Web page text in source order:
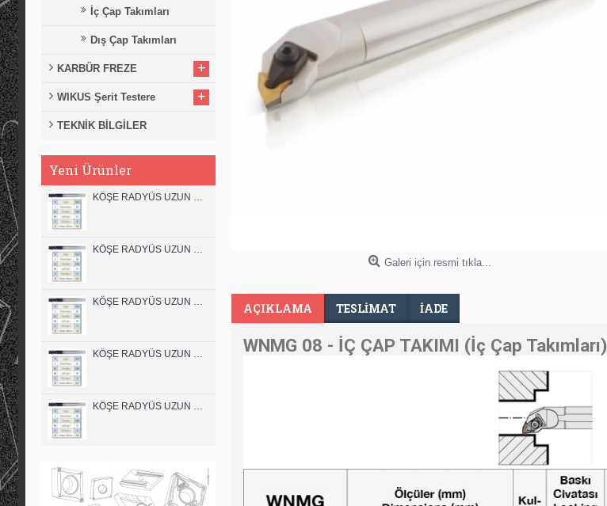
İç Çap Takımları
Dış Çap Takımları
KARBÜR FREZE +
WIKUS Şerit Testere +
TEKNİK BİLGİLER
Yeni Ürünler
Galeri için resmi tıkla...
AÇIKLAMA TESLIMAT İADE
WNMG 08 - İÇ ÇAP TAKIMI (İç Çap Takımları)